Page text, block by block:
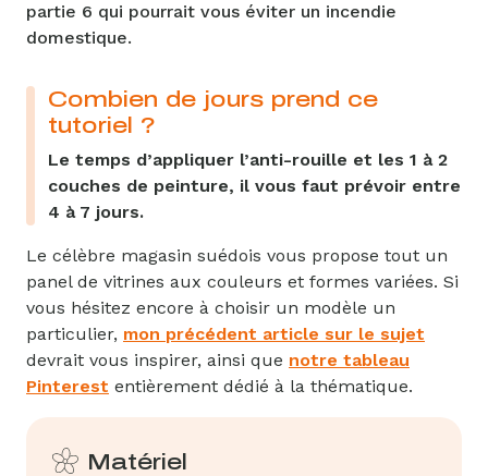
partie 6 qui pourrait vous éviter un incendie
domestique.
Combien de jours prend ce
tutoriel ?
Le temps d’appliquer l’anti-rouille et les 1 à 2
couches de peinture, il vous faut prévoir entre
4 à 7 jours.
Le célèbre magasin suédois vous propose tout un
panel de vitrines aux couleurs et formes variées. Si
vous hésitez encore à choisir un modèle un
particulier, mon précédent article sur le sujet
devrait vous inspirer, ainsi que notre tableau
Pinterest entièrement dédié à la thématique.
Matériel